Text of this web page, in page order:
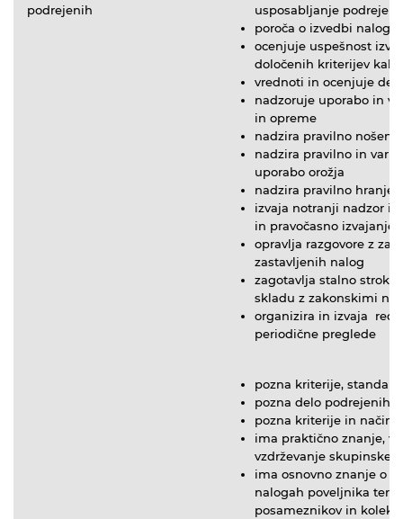
podrejenih
usposabljanje
poroča o izvedbi nalog
ocenjuje uspešnost
določenih kriterijev
vrednoti in ocenjuje
nadzoruje uporabo in
in opreme
nadzira pravilno
nadzira pravilno in
uporabo orožja
nadzira pravilno
izvaja notranji nadzor
in pravočasno izvajanje
opravlja razgovore z
zastavljenih nalog
zagotavlja stalno
skladu z zakonskimi
organizira in izvaja
periodične preglede
pozna kriterije,
pozna delo podrejenih
pozna kriterije in načine
ima praktično znanje,
vzdrževanje
ima osnovno znanje o
nalogah poveljnika ter
posameznikov in